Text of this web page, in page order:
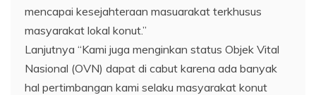
mencapai kesejahteraan masuarakat terkhusus
masyarakat lokal konut.”
Lanjutnya “Kami juga menginkan status Objek Vital
Nasional (OVN) dapat di cabut karena ada banyak
hal pertimbangan kami selaku masyarakat konut